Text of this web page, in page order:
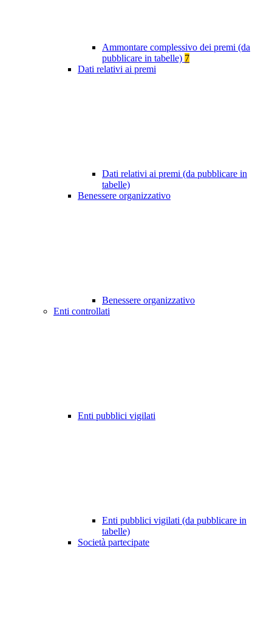
Ammontare complessivo dei premi (da
pubblicare in tabelle) 7
Dati relativi ai premi
Dati relativi ai premi (da pubblicare in
tabelle)
Benessere organizzativo
Benessere organizzativo
Enti controllati
Enti pubblici vigilati
Enti pubblici vigilati (da pubblicare in
tabelle)
Società partecipate